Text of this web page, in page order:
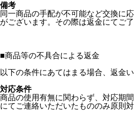
備考
同一商品の手配が不可能など交換に
がございます。その際は返金にてご了
■商品等の不具合による返金
以下の条件にあてはまる場合、返金い
対応条件
商品の使用有無に関わらず、対応期
にてご連絡いただいたもののみ原則対